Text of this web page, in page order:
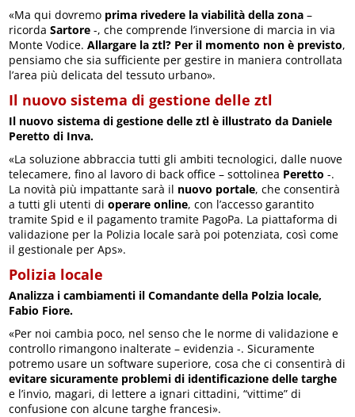
«Ma qui dovremo prima rivedere la viabilità della zona –
ricordaSartore -, che comprende l’inversione di marcia in via
Monte Vodice.Allargare la ztl? Per il momento non è previsto,
pensiamo che sia sufficiente per gestire in maniera controllata
l’area più delicata del tessuto urbano».
Il nuovo sistema di gestione delle ztl
Il nuovo sistema di gestione delle ztl è illustrato da Daniele
Peretto di Inva.
«La soluzione abbraccia tutti gli ambiti tecnologici, dalle nuove
telecamere, fino al lavoro di back office – sottolinea Peretto -.
La novità più impattante sarà il nuovo portale, che consentirà
a tutti gli utenti dioperare online, con l’accesso garantito
tramite Spid e il pagamento tramite PagoPa. La piattaforma di
validazione per la Polizia locale sarà poi potenziata, così come
il gestionale per Aps».
Polizia locale
Analizza i cambiamenti il Comandante della Polzia locale,
Fabio Fiore.
«Per noi cambia poco, nel senso che le norme di validazione e
controllo rimangono inalterate – evidenzia -. Sicuramente
potremo usare un software superiore, cosa che ci consentirà di
evitare sicuramente problemi di identificazione delle targhe
e l’invio, magari, di lettere a ignari cittadini, “vittime” di
confusione con alcune targhe francesi».